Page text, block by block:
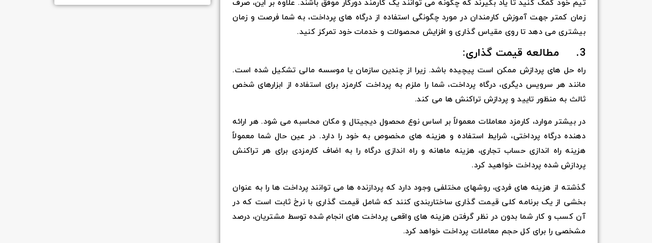
تیم خود کمک کنید تا یاد بگیرند که چگونه می توانند یک کارمند دورکار موفق باشند. علاوه بر این، صرف
زمان کمتر جهت آموزش کارمندان در مورد چگونگی استفاده از درگاه های پرداخت، به شما فرصت و زمان
بیشتری می دهد تا روی مقیاس گذاری و افزایش محصولات و خدمات خود تمرکز کنید.
3. مطالعه قیمت گذاری:
راه حل های پردازش ممکن است پیچیده باشد. زیرا از چندین سازمان یا موسسه مالی تشکیل شده است.
مانند هر سرویس دیگری، درگاه پرداخت، شما را ملزم به پرداخت کارمزد برای استفاده از ابزارهای شخص
ثالث به منظور تایید و پردازش تراکنش ها می کند.
در بیشتر موارد، کارمزد معاملات معمولاً بر اساس نوع محصول دیجیتال و مکان محاسبه می شود. هر ارائه
دهنده درگاه پرداختی، شرایط استفاده و هزینه های مخصوص به خود را دارد. در عین حال شما معمولاً
هزینه راه اندازی حساب تجاری، هزینه ماهانه و راه اندازی درگاه را به اضاف کارمزدی برای هر تراکنش
پردازش شده پرداخت خواهید کرد.
گذشته از هزینه های فردی، روشهای مختلفی وجود دارد که پردازنده ها می توانند پرداخت ها را به عنوان
بخشی از یک برنامه کلی قیمت گذاری ساختاربندی کنند که شامل قیمت گذاری با نرخ ثابت است که در
آن کسب و کار شما بدون در نظر گرفتن هزینه های واقعی پرداخت های انجام شده توسط مشتریان، درصد
مشخصی را برای کل حجم معاملات پرداخت خواهد کرد.